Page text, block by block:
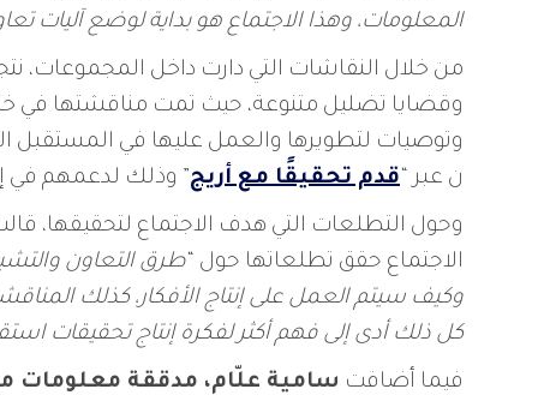
المعلومات، وهذا الاجتماع هو بداية لوضع آليات
من خلال النقاشات التي دارت داخل المجموعات،
وقضايا تضليل متنوعة، حيث تمت مناقشتها في
وتوصيات لتطويرها والعمل عليها في المستقبل
ن عبر “قدم تحقيقًا مع أريج” وذلك لدعمهم في
وحول التطلعات التي هدف الاجتماع لتحقيقها،
الاجتماع حقق تطلعاتها حول “طرق التعاون
وكيف سيتم العمل على إنتاج الأفكار، كذلك
كل ذلك أدى إلى فهم أكثر لفكرة إنتاج تحقيقات
فيما أضافت سامية علّام، مدققة